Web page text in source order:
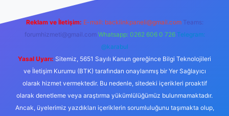
Reklam ve İletişim: E-mail: backlinkpaneli@gmail.com Teams:
forumhizmeti@gmail.com Whatsapp: 0262 606 0 726 Telegram:
@karabul
Yasal Uyarı: Sitemiz, 5651 Sayılı Kanun gereğince Bilgi Teknolojileri
ve İletişim Kurumu (BTK) tarafından onaylanmış bir Yer Sağlayıcı
olarak hizmet vermektedir. Bu nedenle, sitedeki içerikleri proaktif
olarak denetleme veya araştırma yükümlülüğümüz bulunmamaktadır.
Ancak, üyelerimiz yazdıkları içeriklerin sorumluluğunu taşımakta olup,